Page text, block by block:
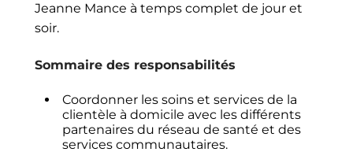
Jeanne Mance à temps complet de jour et
soir.
Sommaire des responsabilités
Coordonner les soins et services de la
clientèle à domicile avec les différents
partenaires du réseau de santé et des
services communautaires.